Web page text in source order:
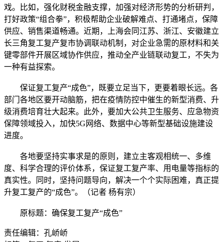
戏。比如，强化财税金融支撑，加强对经济形势的分析研判，
打好政策“组合拳”，积极帮助企业破解难点、打通堵点，保障
供应、销售渠道畅通。近期，上海会同江苏、浙江、安徽建立
长三角复工复产复市协调联动机制，对企业急需的原材料和关
键零部件开展区域协作供应，推动全产业链联动复工，不失为
一种有益探索。
保证复工复产“成色”，既要立足当下，更要着眼长远。各
部门各地区要开动脑筋，把在疫情防控中催生的新型消费、升
级消费培育壮大起来。此外，要加大公共卫生服务、应急物资
保障领域投入，加快5G网络、数据中心等新型基础设施建设
进度。
各地要坚持实事求是的原则，建立主客观相统一、多维
度、科学合理的评价体系，保证复工复产率、用电量等指标的
真实性。同时，坚持问题导向，解决一个个实际困难，真正提
升复工复产的“成色”。（记者 杨有宗）
原标题：确保复工复产“成色”
责任编辑：孔峤峤